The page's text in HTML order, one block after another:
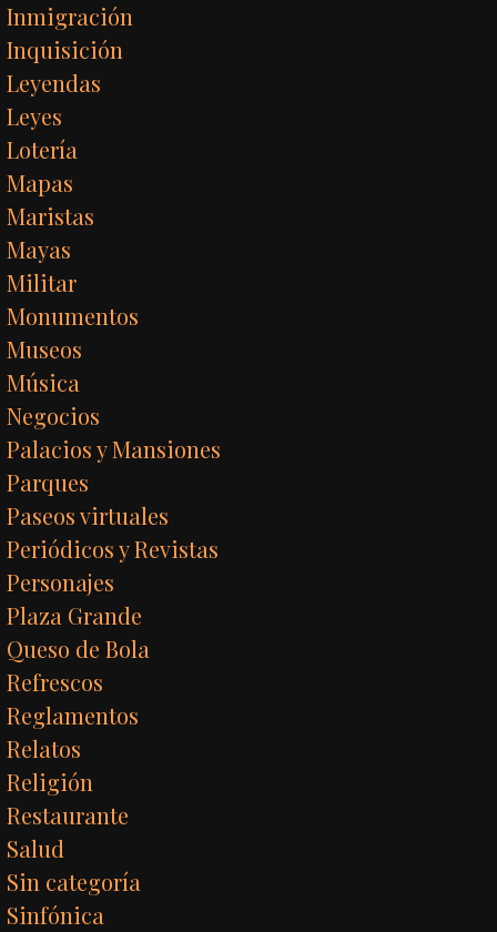
Inmigración
Inquisición
Leyendas
Leyes
Lotería
Mapas
Maristas
Mayas
Militar
Monumentos
Museos
Música
Negocios
Palacios y Mansiones
Parques
Paseos virtuales
Periódicos y Revistas
Personajes
Plaza Grande
Queso de Bola
Refrescos
Reglamentos
Relatos
Religión
Restaurante
Salud
Sin categoría
Sinfónica